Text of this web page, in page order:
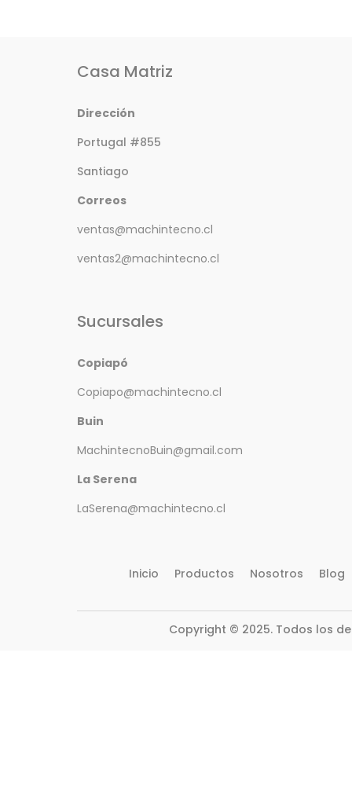
Casa Matriz
Dirección
Portugal #855
Santiago
Correos
ventas@machintecno.cl
ventas2@machintecno.cl
Sucursales
Copiapó
Copiapo@machintecno.cl
Buin
MachintecnoBuin@gmail.com
La Serena
LaSerena@machintecno.cl
Inicio Productos Nosotros Blog
Copyright © 2025. Todos los